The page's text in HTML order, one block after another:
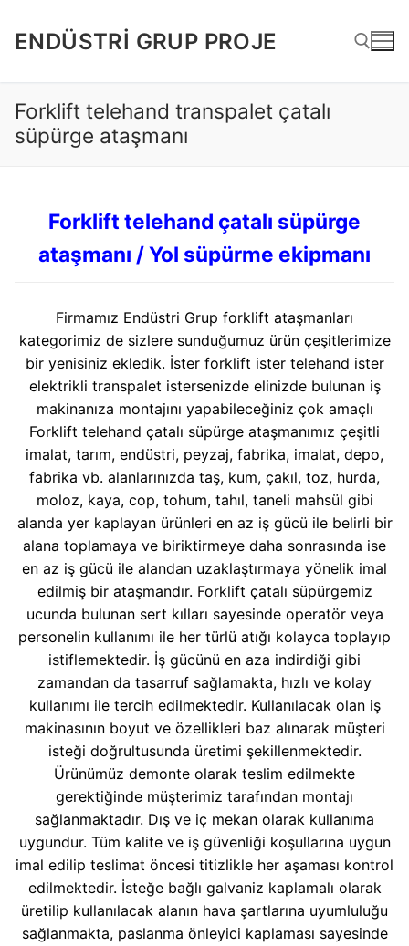
atlaENDÜSTRI GRUP PROJE
Arama:
Forklift telehand transpalet çatalı
süpürge ataşmanı
Forklift telehand çatalı süpürge
ataşmanı / Yol süpürme ekipmanı
Firmamız Endüstri Grup forklift ataşmanları
kategorimiz de sizlere sunduğumuz ürün çeşitlerimize
bir yenisiniz ekledik. İster forklift ister telehand ister
elektrikli transpalet istersenizde elinizde bulunan iş
makinanıza montajını yapabileceğiniz çok amaçlı
Forklift telehand çatalı süpürge ataşmanımız çeşitli
imalat, tarım, endüstri, peyzaj, fabrika, imalat, depo,
fabrika vb. alanlarınızda taş, kum, çakıl, toz, hurda,
moloz, kaya, cop, tohum, tahıl, taneli mahsül gibi
alanda yer kaplayan ürünleri en az iş gücü ile belirli bir
alana toplamaya ve biriktirmeye daha sonrasında ise
en az iş gücü ile alandan uzaklaştırmaya yönelik imal
edilmiş bir ataşmandır. Forklift çatalı süpürgemiz
ucunda bulunan sert kılları sayesinde operatör veya
personelin kullanımı ile her türlü atığı kolayca toplayıp
istiflemektedir. İş gücünü en aza indirdiği gibi
zamandan da tasarruf sağlamakta, hızlı ve kolay
kullanımı ile tercih edilmektedir. Kullanılacak olan iş
makinasının boyut ve özellikleri baz alınarak müşteri
isteği doğrultusunda üretimi şekillenmektedir.
Ürünümüz demonte olarak teslim edilmekte
gerektiğinde müşterimiz tarafından montajı
sağlanmaktadır. Dış ve iç mekan olarak kullanıma
uygundur. Tüm kalite ve iş güvenliği koşullarına uygun
imal edilip teslimat öncesi titizlikle her aşaması kontrol
edilmektedir. İsteğe bağlı galvaniz kaplamalı olarak
üretilip kullanılacak alanın hava şartlarına uyumluluğu
sağlanmakta, paslanma önleyici kaplaması sayesinde